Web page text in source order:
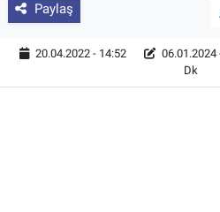
Paylaş
20.04.2022 - 14:52 06.01.2024
Dk